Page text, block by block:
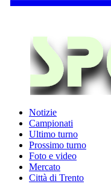
Notizie
Campionati
Ultimo turno
Prossimo turno
Foto e video
Mercato
Città di Trento